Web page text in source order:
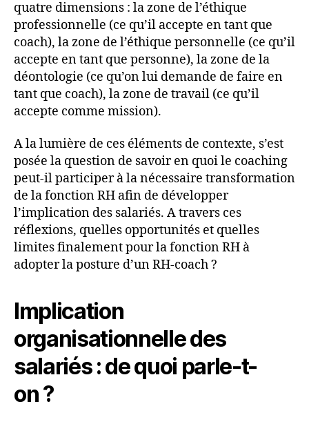
quatre dimensions : la zone de l’éthique
professionnelle (ce qu’il accepte en tant que
coach), la zone de l’éthique personnelle (ce qu’il
accepte en tant que personne), la zone de la
déontologie (ce qu’on lui demande de faire en
tant que coach), la zone de travail (ce qu’il
accepte comme mission).
A la lumière de ces éléments de contexte, s’est
posée la question de savoir en quoi le coaching
peut-il participer à la nécessaire transformation
de la fonction RH afin de développer
l’implication des salariés. A travers ces
réflexions, quelles opportunités et quelles
limites finalement pour la fonction RH à
adopter la posture d’un RH-coach ?
Implication
organisationnelle des
salariés : de quoi parle-t-
on ?